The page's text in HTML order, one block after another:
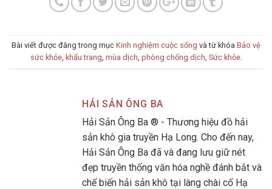
Bài viết được đăng trong mục Kinh nghiệm cuộc sống và từ khóa Bảo vệ
sức khỏe, khẩu trang, mùa dịch, phòng chống dịch, Sức khỏe.
HẢI SẢN ÔNG BA
Hải Sản Ông Ba ® - Thương hiệu đồ hải
sản khô gia truyền Hạ Long. Cho đến nay,
Hải Sản Ông Ba đã và đang lưu giữ nét
đẹp truyền thống văn hóa nghề đánh bắt và
chế biến hải sản khô tại làng chài cổ Hạ